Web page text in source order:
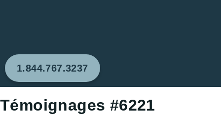
1.844.767.3237
Témoignages #6221